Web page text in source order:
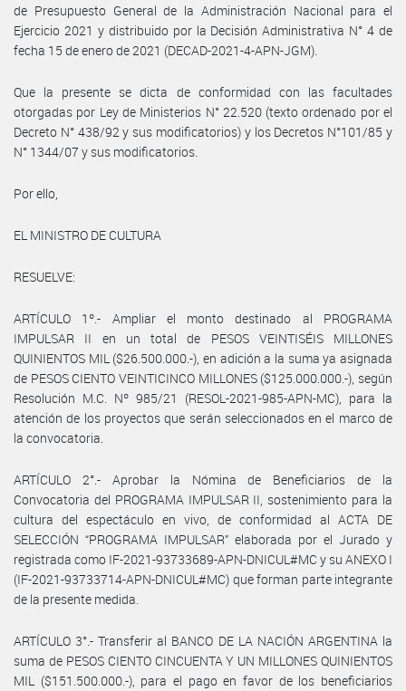
de Presupuesto General de la Administración Nacional para el
Ejercicio 2021 y distribuido por la Decisión Administrativa N° 4 de
fecha 15 de enero de 2021 (DECAD-2021-4-APN-JGM).
Que la presente se dicta de conformidad con las facultades
otorgadas por Ley de Ministerios N° 22.520 (texto ordenado por el
Decreto N° 438/92 y sus modificatorios) y los Decretos N°101/85 y
N° 1344/07 y sus modificatorios.
Por ello,
EL MINISTRO DE CULTURA
RESUELVE:
ARTÍCULO 1º.- Ampliar el monto destinado al PROGRAMA
IMPULSAR II en un total de PESOS VEINTISÉIS MILLONES
QUINIENTOS MIL ($26.500.000.-), en adición a la suma ya asignada
de PESOS CIENTO VEINTICINCO MILLONES ($125.000.000.-), según
Resolución M.C. Nº 985/21 (RESOL-2021-985-APN-MC), para la
atención de los proyectos que serán seleccionados en el marco de
la convocatoria.
ARTÍCULO 2°.- Aprobar la Nómina de Beneficiarios de la
Convocatoria del PROGRAMA IMPULSAR II, sostenimiento para la
cultura del espectáculo en vivo, de conformidad al ACTA DE
SELECCIÓN “PROGRAMA IMPULSAR” elaborada por el Jurado y
registrada como IF-2021-93733689-APN-DNICUL#MC y su ANEXO I
(IF-2021-93733714-APN-DNICUL#MC) que forman parte integrante
de la presente medida.
ARTÍCULO 3°.- Transferir al BANCO DE LA NACIÓN ARGENTINA la
suma de PESOS CIENTO CINCUENTA Y UN MILLONES QUINIENTOS
MIL ($151.500.000.-), para el pago en favor de los beneficiarios